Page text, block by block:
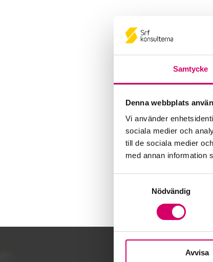
Samtycke
Denna webbplats
Vi använder
sociala medier och
till de sociala medier
med annan information
Nödvändig
Avvisa